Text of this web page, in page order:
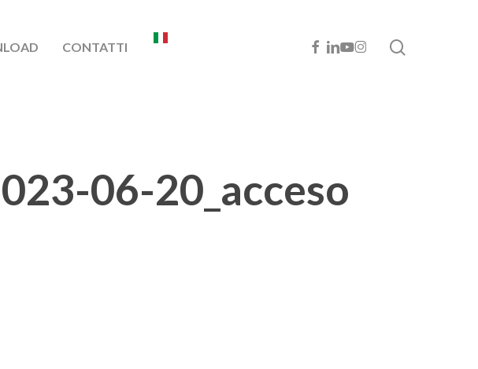
CONTATTI FACEBOOK
LINKEDIN
YOUTUBE
INSTAGRAM
06-20_acceso